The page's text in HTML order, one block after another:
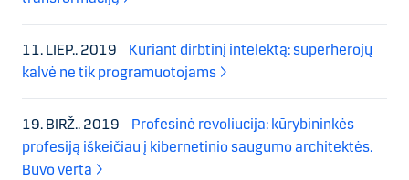
11. LIEP.. 2019
Kuriant dirbtinį intelektą: superherojų
kalvė ne tik programuotojams
19. BIRŽ.. 2019
Profesinė revoliucija: kūrybininkės
profesiją iškeičiau į kibernetinio saugumo architektės.
Buvo verta